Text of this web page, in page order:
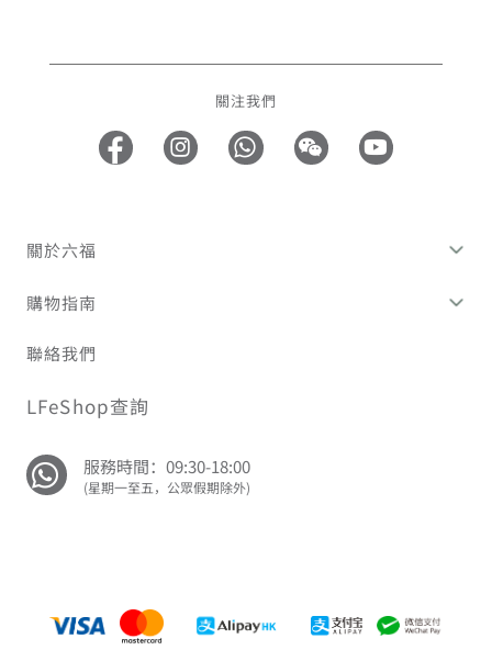
關注我們
關於六福
購物指南
聯絡我們
LFeShop查詢
服務時間：09:30-18:00
(星期一至五，公眾假期除外)